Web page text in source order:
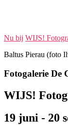
Nu bij WIJS!
Baltus Pierau (foto
Fotogalerie De
WIJS!
19 juni - 20